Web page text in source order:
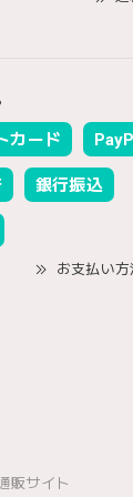
カード
銀行振込
お支払い
販サイト